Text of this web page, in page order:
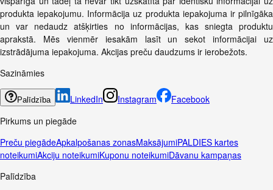
produkta iepakojumu. Informācija uz produkta iepakojuma ir pilnīgāka
un var nedaudz atšķirties no informācijas, kas sniegta produktu
aprakstā. Mēs vienmēr iesakām lasīt un sekot informācijai uz
izstrādājuma iepakojuma. Akcijas preču daudzums ir ierobežots.
Sazināmies
Palīdzība LinkedIn Instagram
Facebook
Pirkums un piegāde
Preču piegādeApkalpošanas zonasMaksājumiPALDIES kartes
noteikumiAkciju noteikumiKuponu noteikumiDāvanu kampaņas
Palīdzība